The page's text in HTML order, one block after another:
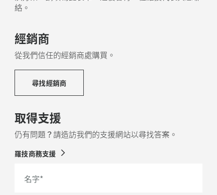
絡。
經銷商
從我們信任的經銷商處購買。
尋找經銷商
取得支援
仍有問題？請造訪我們的支援網站以尋找答案。
羅技商務支援
名字*